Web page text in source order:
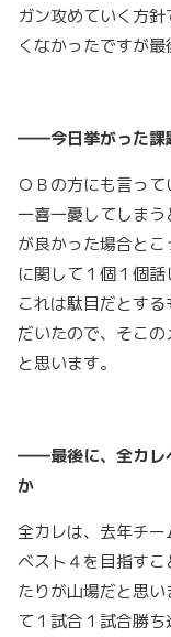
ガン攻めていく方
くなかったですが最
――今日挙がった課
ＯＢの方にも言っ
一喜一憂してしま
が良かった場合と
に関して１個１個
これは駄目だとす
だいたので、そこ
と思います。
――最後に、全カレ
か
全カレは、去年チー
ベスト４を目指す
たりが山場だと思
て１試合１試合勝ち